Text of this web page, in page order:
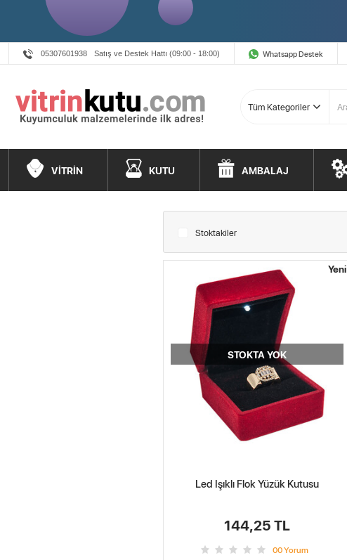
05307601938 Satış ve Destek Hattı (09:00 - 18:00) Whatsapp Destek
VİTRİN KUTU AMBALAJ
Stoktakiler
Yeni
STOKTA YOK
Led Işıklı Flok Yüzük Kutusu
144,25 TL
00Yorum